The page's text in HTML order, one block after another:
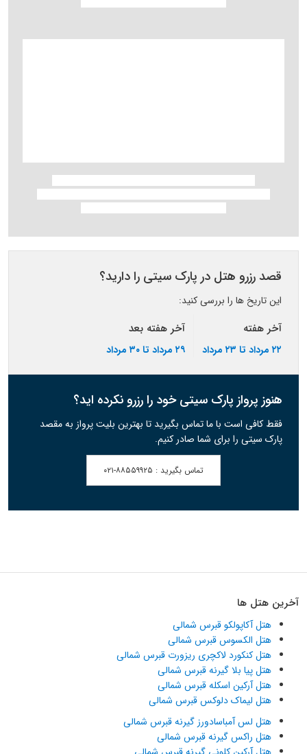
قصد رزرو هتل در پارک سیتی را دارید؟
این تاریخ ها را بررسی کنید:
آخر هفته
۲۲ مرداد تا ۲۳ مرداد
آخر هفته بعد
۲۹ مرداد تا ۳۰ مرداد
هنوز پرواز پارک سیتی خود را رزرو نکرده اید؟
فقط کافی است با ما تماس بگیرید تا بهترین بلیت پرواز به مقصد
پارک سیتی را برای شما صادر کنیم.
تماس بگیرید : ۰۲۱-۸۸۵۵۹۹۲۵
آخرین هتل ها
هتل آکاپولکو قبرس شمالی
هتل الکسوس قبرس شمالی
هتل کنکورد لاکچری ریزورت قبرس شمالی
هتل پیا بلا گیرنه قبرس شمالی
هتل آرکین اسکله قبرس شمالی
هتل لیماک دلوکس قبرس شمالی
هتل لس آمباسادورز گیرنه قبرس شمالی
هتل راکس گیرنه قبرس شمالی